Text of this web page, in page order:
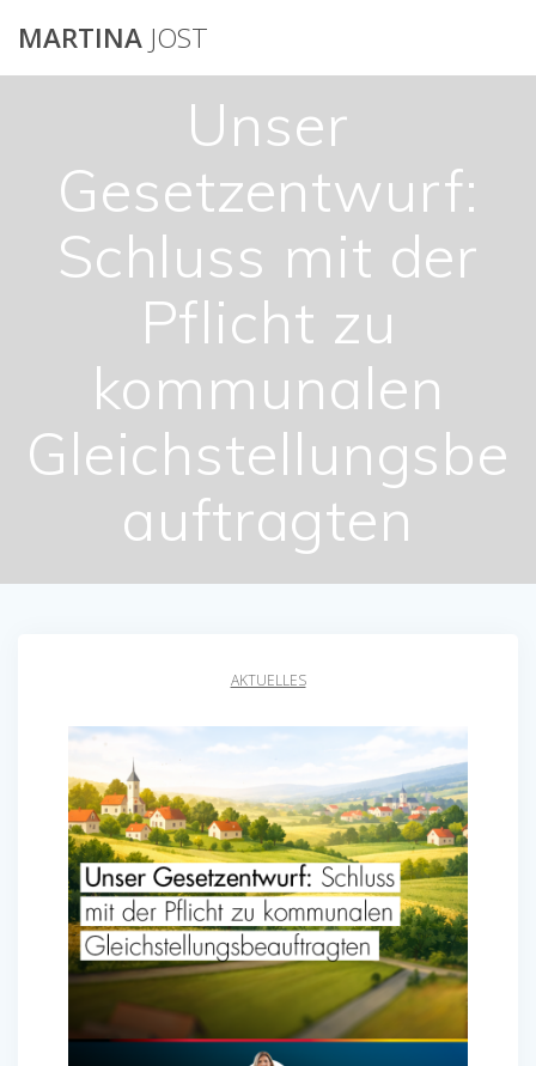
MARTINA JOST
Unser
Gesetzentwurf:
Schluss mit der
Pflicht zu
kommunalen
Gleichstellungsbe
auftragten
AKTUELLES